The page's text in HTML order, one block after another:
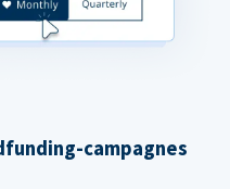
campagnes